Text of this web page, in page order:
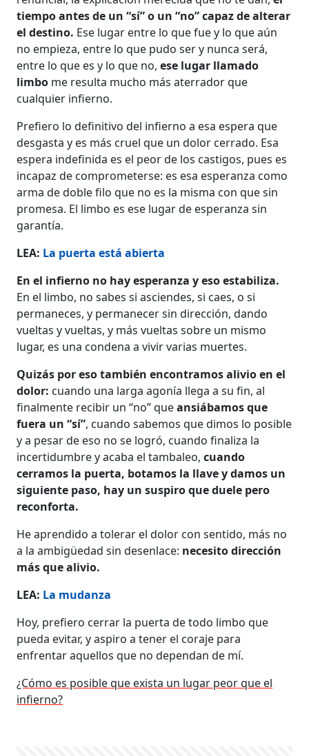
tiempo antes de un “sí” o un “no” capaz de alterar
el destino. Ese lugar entre lo que fue y lo que aún
no empieza, entre lo que pudo ser y nunca será,
entre lo que es y lo que no,ese lugar llamado
limbo me resulta mucho más aterrador que
cualquier infierno.
Prefiero lo definitivo del infierno a esa espera que
desgasta y es más cruel que un dolor cerrado. Esa
espera indefinida es el peor de los castigos, pues es
incapaz de comprometerse: es esa esperanza como
arma de doble filo que no es la misma con que sin
promesa. El limbo es ese lugar de esperanza sin
garantía.
LEA: La puerta está abierta
En el infierno no hay esperanza y eso estabiliza.
En el limbo, no sabes si asciendes, si caes, o si
permaneces, y permanecer sin dirección, dando
vueltas y vueltas, y más vueltas sobre un mismo
lugar, es una condena a vivir varias muertes.
Quizás por eso también encontramos alivio en el
dolor: cuando una larga agonía llega a su fin, al
finalmente recibir un “no” queansiábamos que
fuera un “sí”, cuando sabemos que dimos lo posible
y a pesar de eso no se logró, cuando finaliza la
incertidumbre y acaba el tambaleo,cuando
cerramos la puerta, botamos la llave y damos un
siguiente paso, hay un suspiro que duele pero
reconforta.
He aprendido a tolerar el dolor con sentido, más no
a la ambigüedad sin desenlace: necesito dirección
más que alivio.
LEA: La mudanza
Hoy, prefiero cerrar la puerta de todo limbo que
pueda evitar, y aspiro a tener el coraje para
enfrentar aquellos que no dependan de mí.
¿Cómo es posible que exista un lugar peor que el
infierno?